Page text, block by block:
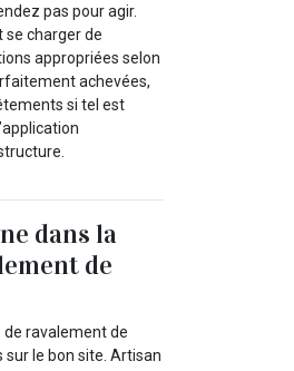
pas pour agir.
se charger de
appropriées selon
achevées,
si tel est
dans la
de
de ravalement de
sur le bon site. Artisan